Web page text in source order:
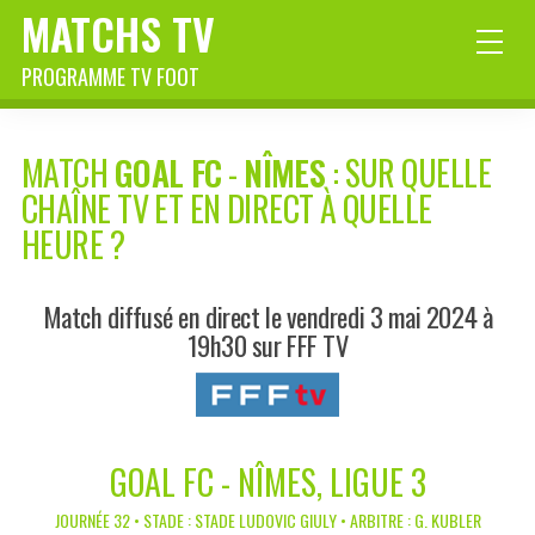
MATCHS TV
PROGRAMME TV FOOT
MATCHGOAL FC-NÎMES: SUR QUELLE
CHAÎNE TV ET EN DIRECT À QUELLE
HEURE ?
Match diffusé en direct le vendredi 3 mai 2024 à
19h30 sur FFF TV
GOAL FC - NÎMES, LIGUE 3
JOURNÉE 32 • STADE : STADE LUDOVIC GIULY • ARBITRE : G. KUBLER